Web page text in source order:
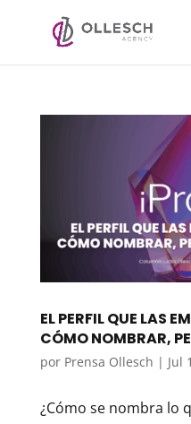
EL PERFIL QUE LAS
CÓMO NOMBRAR,
por Prensa Ollesch | Jul
¿Cómo se nombra lo